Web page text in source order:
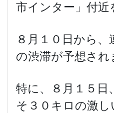
市インター」付近
８月１０日から、
の渋滞が予想され
特に、８月１５日
そ３０キロの激